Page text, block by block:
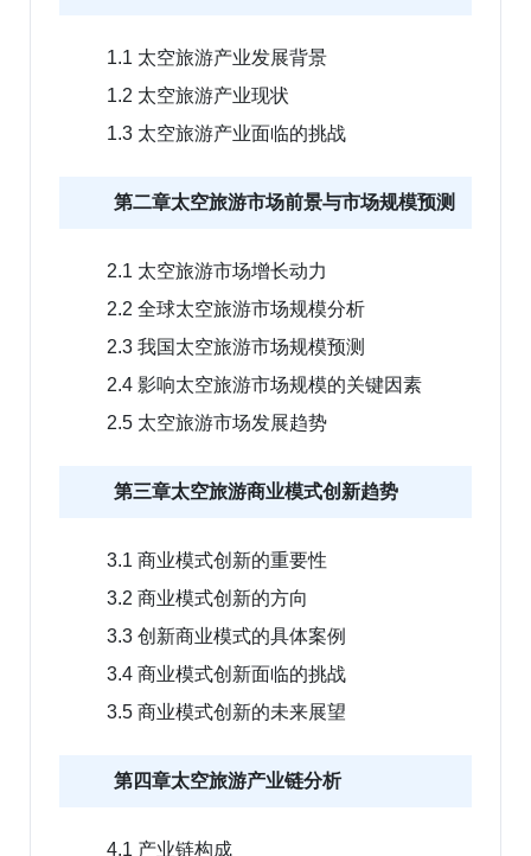
1.1 太空旅游产业发展背景
1.2 太空旅游产业现状
1.3 太空旅游产业面临的挑战
第二章太空旅游市场前景与市场规模预测
2.1 太空旅游市场增长动力
2.2 全球太空旅游市场规模分析
2.3 我国太空旅游市场规模预测
2.4 影响太空旅游市场规模的关键因素
2.5 太空旅游市场发展趋势
第三章太空旅游商业模式创新趋势
3.1 商业模式创新的重要性
3.2 商业模式创新的方向
3.3 创新商业模式的具体案例
3.4 商业模式创新面临的挑战
3.5 商业模式创新的未来展望
第四章太空旅游产业链分析
4.1 产业链构成